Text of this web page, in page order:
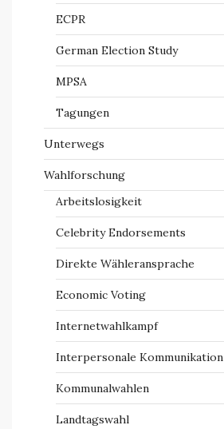
ECPR
German Election Study
MPSA
Tagungen
Unterwegs
Wahlforschung
Arbeitslosigkeit
Celebrity Endorsements
Direkte Wähleransprache
Economic Voting
Internetwahlkampf
Interpersonale Kommunikation
Kommunalwahlen
Landtagswahl